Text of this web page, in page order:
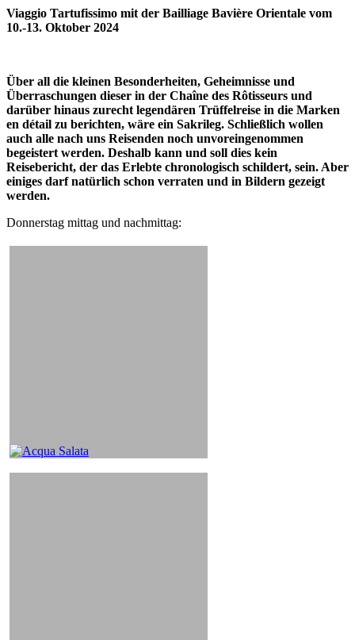
Viaggio Tartufissimo mit der Bailliage Bavière Orientale vom
10.-13. Oktober 2024
Über all die kleinen Besonderheiten, Geheimnisse und
Überraschungen dieser in der Chaîne des Rôtisseurs und
darüber hinaus zurecht legendären Trüffelreise in die Marken
en détail zu berichten, wäre ein Sakrileg. Schließlich wollen
auch alle nach uns Reisenden noch unvoreingenommen
begeistert werden. Deshalb kann und soll dies kein
Reisebericht, der das Erlebte chronologisch schildert, sein. Aber
einiges darf natürlich schon verraten und in Bildern gezeigt
werden.
Donnerstag mittag und nachmittag: